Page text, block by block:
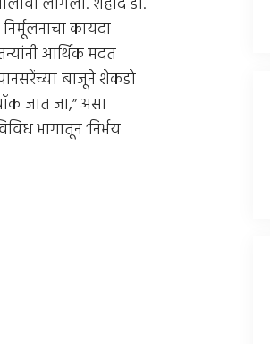
लागली. शहीद डॉ.
कायदा
आर्थिक मदत
बाजूने शेकडो
जात जा,” असा
भागातून ‘निर्भय